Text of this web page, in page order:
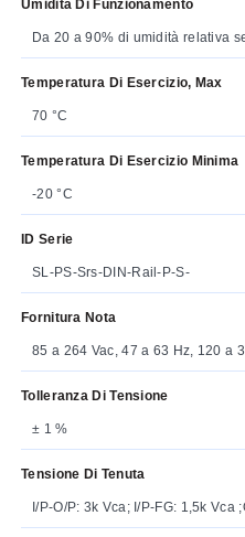
Umidità Di Funzionamento
Da 20 a 90% di umidità relativa
Temperatura Di Esercizio, Max
70 °C
Temperatura Di Esercizio Minima
-20 °C
ID Serie
SL-PS-Srs-DIN-Rail-P-S-
Fornitura Nota
85 a 264 Vac, 47 a 63 Hz, 120 a
Tolleranza Di Tensione
± 1 %
Tensione Di Tenuta
I/P-O/P: 3k Vca; I/P-FG: 1,5k Vca